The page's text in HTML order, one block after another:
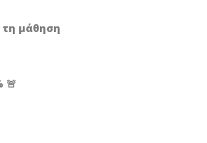
τη μάθηση
🚨